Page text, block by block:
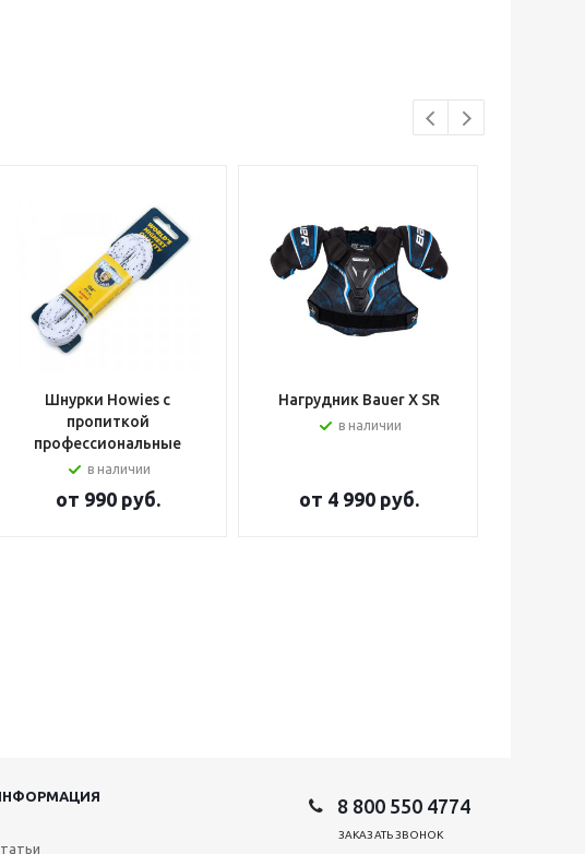
Шнурки Howies с
пропиткой
профессиональные
в наличии
от 990 руб.
Нагрудник Bauer X SR
в наличии
от 4 990 руб.
8 800 550 4774
ЗАКАЗАТЬ ЗВОНОК